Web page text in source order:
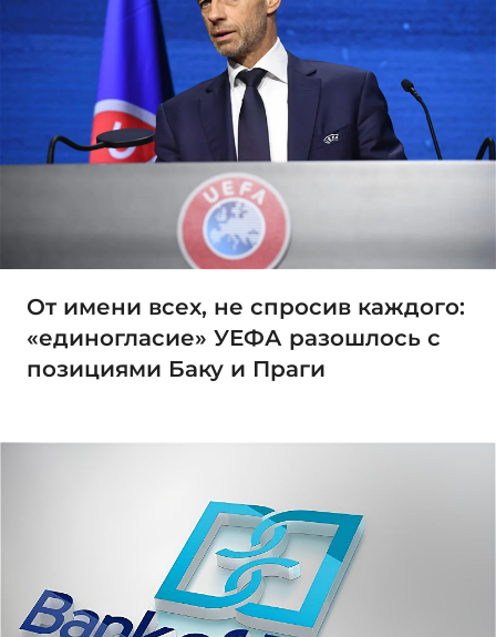
От имени всех, не спросив каждого:
«единогласие» УЕФА разошлось с
позициями Баку и Праги